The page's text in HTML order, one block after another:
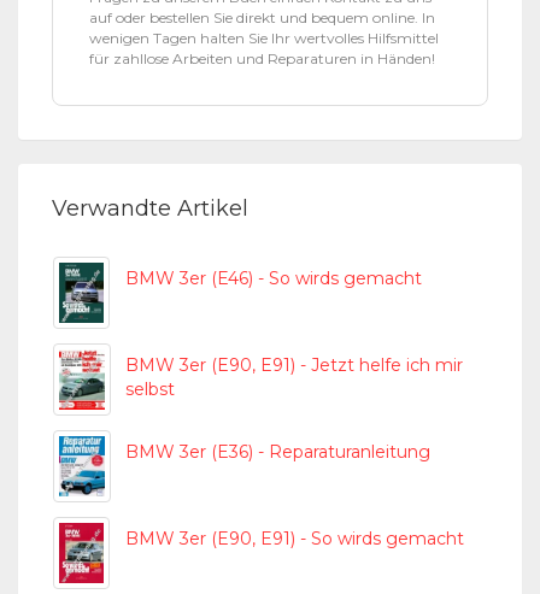
auf oder bestellen Sie direkt und bequem online. In
wenigen Tagen halten Sie Ihr wertvolles Hilfsmittel
für zahllose Arbeiten und Reparaturen in Händen!
Verwandte Artikel
BMW 3er (E46) - So wirds gemacht
BMW 3er (E90, E91) - Jetzt helfe ich mir
selbst
BMW 3er (E36) - Reparaturanleitung
BMW 3er (E90, E91) - So wirds gemacht